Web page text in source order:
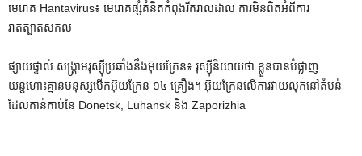
មេរោគ Hantavirus៖ មេរោគផ្សំគំនិតកំពុងរីករាលដាល ការមិនពិតអំពីការ
រាតត្បាតសកល
ផ្សាយផ្ទាល់ សង្គ្រាមរុស្ស៊ីប្រឆាំងនឹងអ៊ុយក្រែន៖ រុស្ស៊ីនិយាយថា ខ្លួនបានបំផ្លាញ
យន្តហោះគ្មានមនុស្សបើកអ៊ុយក្រែន ១៤ គ្រឿង។ អ៊ុយក្រែនលើការវាយលុកនៅតំបន់
ដែលកាន់កាប់នៃ Donetsk, Luhansk និង Zaporizhia